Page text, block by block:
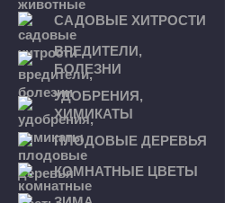
САДОВЫЕ ХИТРОСТИ
ВРЕДИТЕЛИ,
БОЛЕЗНИ
УДОБРЕНИЯ,
ХИМИКАТЫ
ПЛОДОВЫЕ ДЕРЕВЬЯ
КОМНАТНЫЕ ЦВЕТЫ